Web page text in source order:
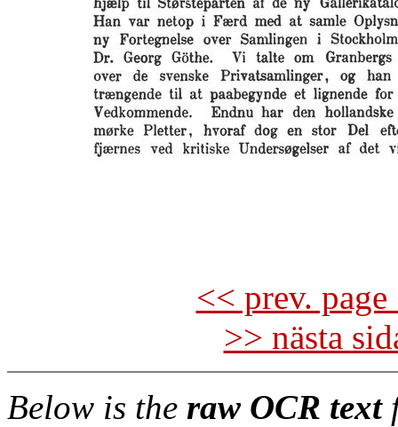
<< prev.
>> nästa
Below is the raw OCR text